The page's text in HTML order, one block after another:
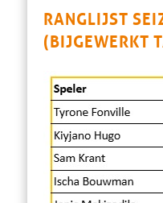
RANGLIJST